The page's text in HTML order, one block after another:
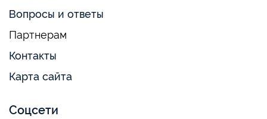
Вопросы и ответы
Партнерам
Контакты
Карта сайта
Соцсети